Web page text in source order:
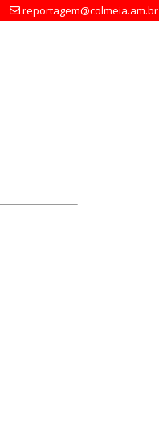
reportagem@colmeia.am.br